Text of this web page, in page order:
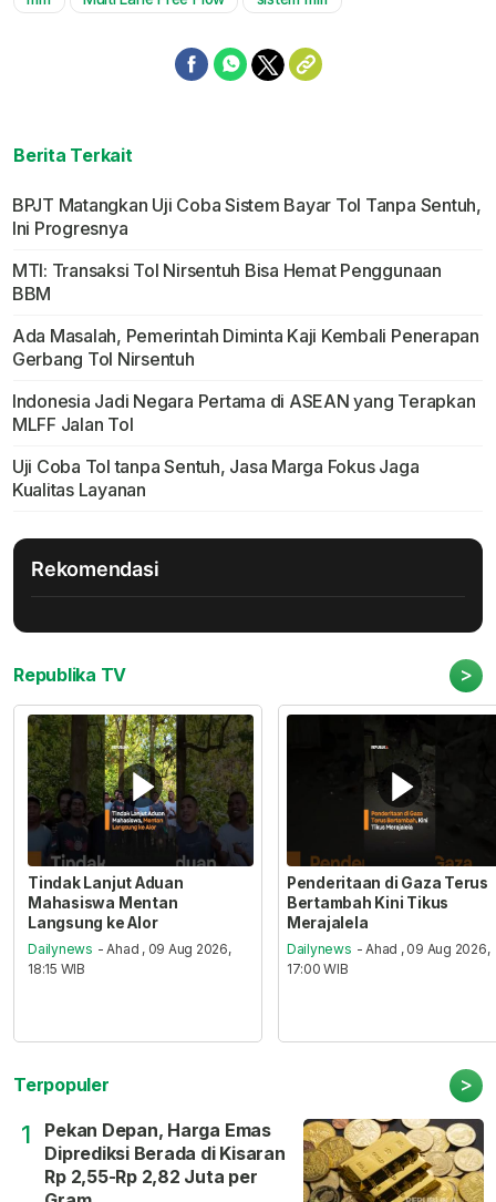
Berita Terkait
BPJT Matangkan Uji Coba Sistem Bayar Tol Tanpa Sentuh,
Ini Progresnya
MTI: Transaksi Tol Nirsentuh Bisa Hemat Penggunaan
BBM
Ada Masalah, Pemerintah Diminta Kaji Kembali Penerapan
Gerbang Tol Nirsentuh
Indonesia Jadi Negara Pertama di ASEAN yang Terapkan
MLFF Jalan Tol
Uji Coba Tol tanpa Sentuh, Jasa Marga Fokus Jaga
Kualitas Layanan
Rekomendasi
Republika TV >
Tindak Lanjut Aduan
Mahasiswa Mentan
Langsung ke Alor
Dailynews - Ahad , 09 Aug 2026,
18:15 WIB
Penderitaan di Gaza Terus
Bertambah Kini Tikus
Merajalela
Dailynews - Ahad , 09 Aug 2026,
17:00 WIB
Terpopuler >
1
Pekan Depan, Harga Emas
Diprediksi Berada di Kisaran
Rp 2,55-Rp 2,82 Juta per